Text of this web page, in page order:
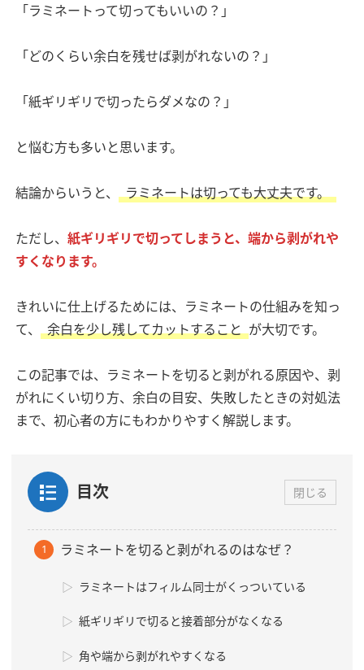
「ラミネートって切ってもいいの？」
「どのくらい余白を残せば剥がれないの？」
「紙ギリギリで切ったらダメなの？」
と悩む方も多いと思います。
結論からいうと、 ラミネートは切っても大丈夫です。
ただし、 紙ギリギリで切ってしまうと、端から剥がれや
すくなります。
きれいに仕上げるためには、ラミネートの仕組みを知っ
て、
余白を少し残してカットすること が大切です。
この記事では、ラミネートを切ると剥がれる原因や、剥
がれにくい切り方、余白の目安、失敗したときの対処法
まで、初心者の方にもわかりやすく解説します。
目次 閉じる
ラミネートを切ると剥がれるのはなぜ？
ラミネートはフィルム同士がくっついている
紙ギリギリで切ると接着部分がなくなる
角や端から剥がれやすくなる